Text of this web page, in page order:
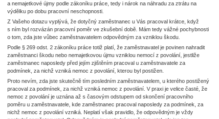
a nemajetkové újmy podle zákoníku práce, tedy i nárok na náhradu za ztrátu na
výdělku po dobu pracovní neschopnosti.
Z Vašeho dotazu vyplývá, že dotyčný zaměstnanec u Vás pracoval krátce, když
s ním byl rozvázán pracovní poměr ve zkušební době. Mám tedy vážné pochybnosti
o tom, zda jste vůbec zaměstnavatelem odpovědným za vzniklou škodu.
Podle § 269 odst. 2 zákoníku práce totiž platí, že zaměstnavatel je povinen nahradit
zaměstnanci škodu nebo nemajetkovou újmu vzniklou nemocí z povolání, jestliže
zaměstnanec naposledy před jejím zjištěním pracoval u zaměstnavatele za
podmínek, za nichž vzniká nemoc z povolání, kterou byl postižen.
Proto nevím, zda jste skutečně tím posledním zaměstnavatelem, u kterého postižený
pracoval za podmínek, za nichž vzniká nemoc z povolání. V praxi je velice časté, že
nemoc z povolání je uznána až s časovým odstupem od skončení pracovního
poměru u zaměstnavatele, kde zaměstnanec pracoval naposledy za podmínek, za
nichž nemoc z povolání vzniká. Neplatí však pravidlo, že odpovědným je vždy